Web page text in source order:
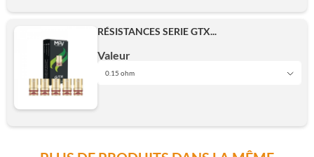
Dune Gold
RÉSISTANCES SERIE GTX...
Valeur
0.15 ohm